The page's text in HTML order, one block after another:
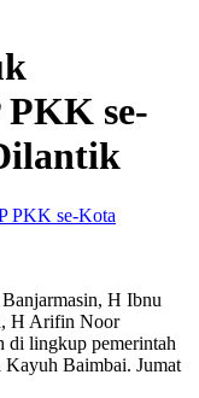
se-
H Ibnu
H Arifin Noor
di lingkup pemerintah
Kayuh Baimbai. Jumat